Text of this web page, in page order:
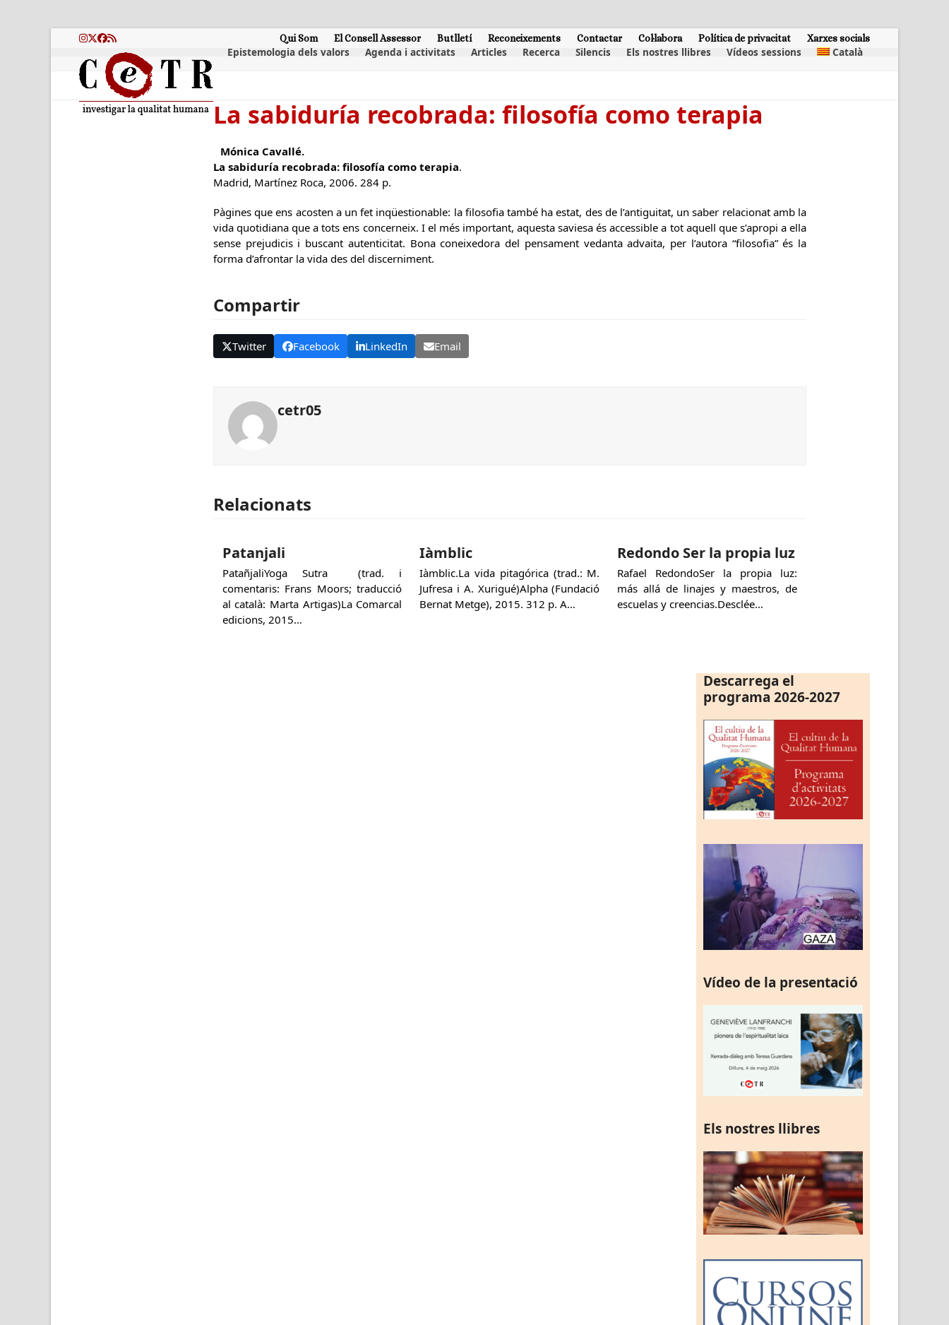
Instagram
Twitter
Facebook
RSS Qui Som El Consell Assessor Butlletí Reconeixements Contactar Col·labora Política de privacitat Xarxes socials
Epistemologia dels valors Agenda i activitats Articles Recerca Silencis Els nostres llibres Vídeos sessions Català
La sabiduría recobrada: filosofía como terapia
Mónica Cavallé.
La sabiduría recobrada: filosofía como terapia.
Madrid, Martínez Roca, 2006. 284 p.
Pàgines que ens acosten a un fet inqüestionable: la filosofia també ha estat, des de l’antiguitat, un saber relacionat amb la
vida quotidiana que a tots ens concerneix. I el més important, aquesta saviesa és accessible a tot aquell que s’apropi a ella
sense prejudicis i buscant autenticitat. Bona coneixedora del pensament vedanta advaita, per l’autora “filosofia” és la
forma d’afrontar la vida des del discerniment.
Compartir
Twitter Facebook LinkedIn Email
cetr05
Relacionats
Patanjali
PatañjaliYoga Sutra (trad. i
comentaris: Frans Moors; traducció
al català: Marta Artigas)La Comarcal
edicions, 2015…
Iàmblic
Iàmblic.La vida pitagórica (trad.: M.
Jufresa i A. Xurigué)Alpha (Fundació
Bernat Metge), 2015. 312 p. A…
Redondo Ser la propia luz
Rafael RedondoSer la propia luz:
más allá de linajes y maestros, de
escuelas y creencias.Desclée…
Descarrega el
programa 2026-2027
Vídeo de la presentació
Els nostres llibres